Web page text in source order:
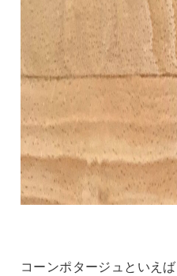
コーンポタージュといえ